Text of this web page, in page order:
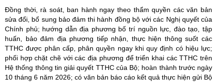
Đồng thời, rà soát, ban hành ngay theo thẩm quyền các văn bản
sửa đổi, bổ sung bảo đảm thi hành đồng bộ với các Nghị quyết của
Chính phủ; hướng dẫn địa phương bố trí nguồn lực, đào tạo, tập
huấn, bảo đảm địa phương tiếp nhận, thực hiện thông suốt các
TTHC được phân cấp, phân quyền ngay khi quy định có hiệu lực;
phối hợp chặt chẽ với các địa phương để triển khai các TTHC trên
Hệ thống thông tin giải quyết TTHC của Bộ; hoàn thành trước ngày
10 tháng 6 năm 2026; có văn bản báo cáo kết quả thực hiện gửi Bộ